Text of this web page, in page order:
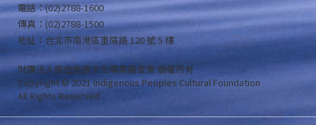
電話：(02)2788-1600
傳真：(02)2788-1500
地址：台北市南港區重陽路 120 號 5 樓
財團法人原住民族文化事業基金會 版權所有
Copyright © 2021 Indigenous Peoples Cultural Foundation
All Rights Reserved .